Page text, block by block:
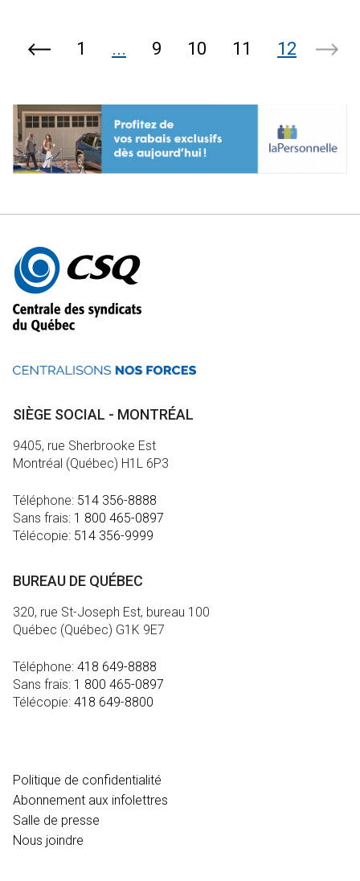
Page
1 ... 9 10 11 12
Page
Autres
informations
SIÈGE SOCIAL - MONTRÉAL
9405, rue Sherbrooke Est
Montréal (Québec) H1L 6P3
Téléphone: 514 356-8888
Sans frais: 1 800 465-0897
Télécopie: 514 356-9999
BUREAU DE QUÉBEC
320, rue St-Joseph Est, bureau 100
Québec (Québec) G1K 9E7
Téléphone: 418 649-8888
Sans frais: 1 800 465-0897
Télécopie: 418 649-8800
Politique de confidentialité
Abonnement aux infolettres
Salle de presse
Nous joindre